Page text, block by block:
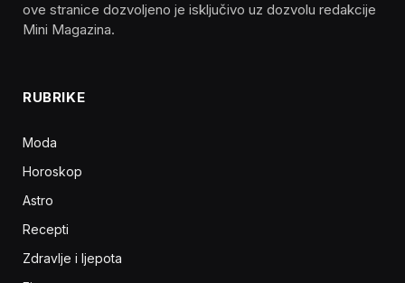
ove stranice dozvoljeno je isključivo uz dozvolu redakcije
Mini Magazina.
RUBRIKE
Moda
Horoskop
Astro
Recepti
Zdravlje i ljepota